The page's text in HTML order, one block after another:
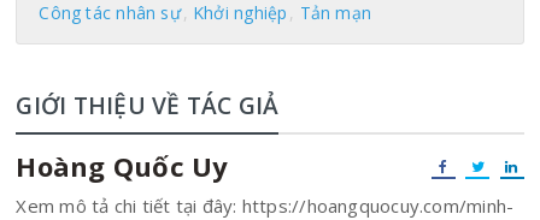
Công tác nhân sự Khởi nghiệp Tản mạn
GIỚI THIỆU VỀ TÁC GIẢ
Hoàng Quốc Uy
Xem mô tả chi tiết tại đây: https://hoangquocuy.com/minh-